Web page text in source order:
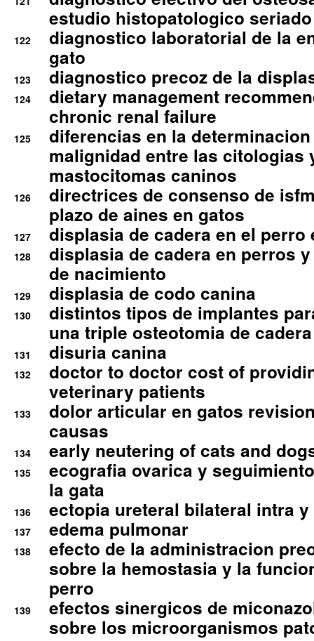
estudio histopatologico seriado
122
diagnostico laboratorial de la
gato
123 diagnostico precoz de la
124
dietary management
chronic renal failure
125
diferencias en la
malignidad entre las citologias
mastocitomas caninos
126
directrices de consenso de
plazo de aines en gatos
127 displasia de cadera en el perro
128
displasia de cadera en perros
de nacimiento
129 displasia de codo canina
130
distintos tipos de implantes
una triple osteotomia de cadera
131 disuria canina
132
doctor to doctor cost of
veterinary patients
133
dolor articular en gatos
causas
134 early neutering of cats and
135
ecografia ovarica y
la gata
136 ectopia ureteral bilateral intra
137 edema pulmonar
138
efecto de la administracion
sobre la hemostasia y la
perro
139
efectos sinergicos de
sobre los microorganismos